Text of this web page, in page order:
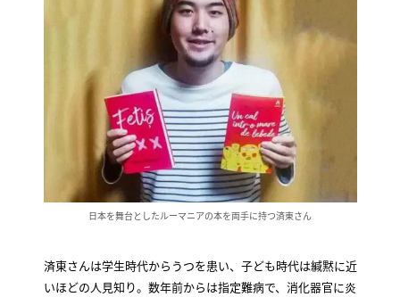
日本を舞台としたルーマニアの本を両手に持つ済東さん
済東さんは学生時代からうつを患い、子ども時代は緘黙に近
いほどの人見知り。数年前からは指定難病で、消化器官に炎